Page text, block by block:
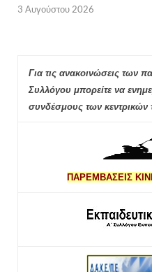
3 Αυγούστου 2026
Για τις ανακοινώσεις των
Συλλόγου μπορείτε να
συνδέσμους των κεντρικών
ΠΑΡΕΜΒΑΣΕΙΣ